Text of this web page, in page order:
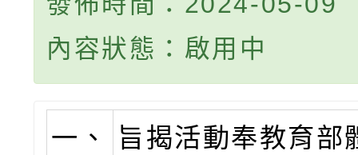
內容狀態：啟用中
一、
旨揭活動奉教育部